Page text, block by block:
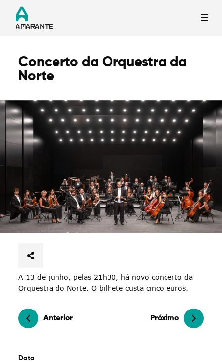
Termo de Pesquisa
Categorias gerais
Filtros
Concerto da Orquestra da
Norte
A 13 de junho, pelas 21h30, há novo concerto da
Orquestra do Norte. O bilhete custa cinco euros.
Anterior Próximo
Data